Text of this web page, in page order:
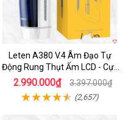
Leten A380 V.4 Âm Đạo Tự
Động Rung Thụt Ấm LCD - Cực
Phê
2.990.000₫ 3.397.000₫
(2,657)